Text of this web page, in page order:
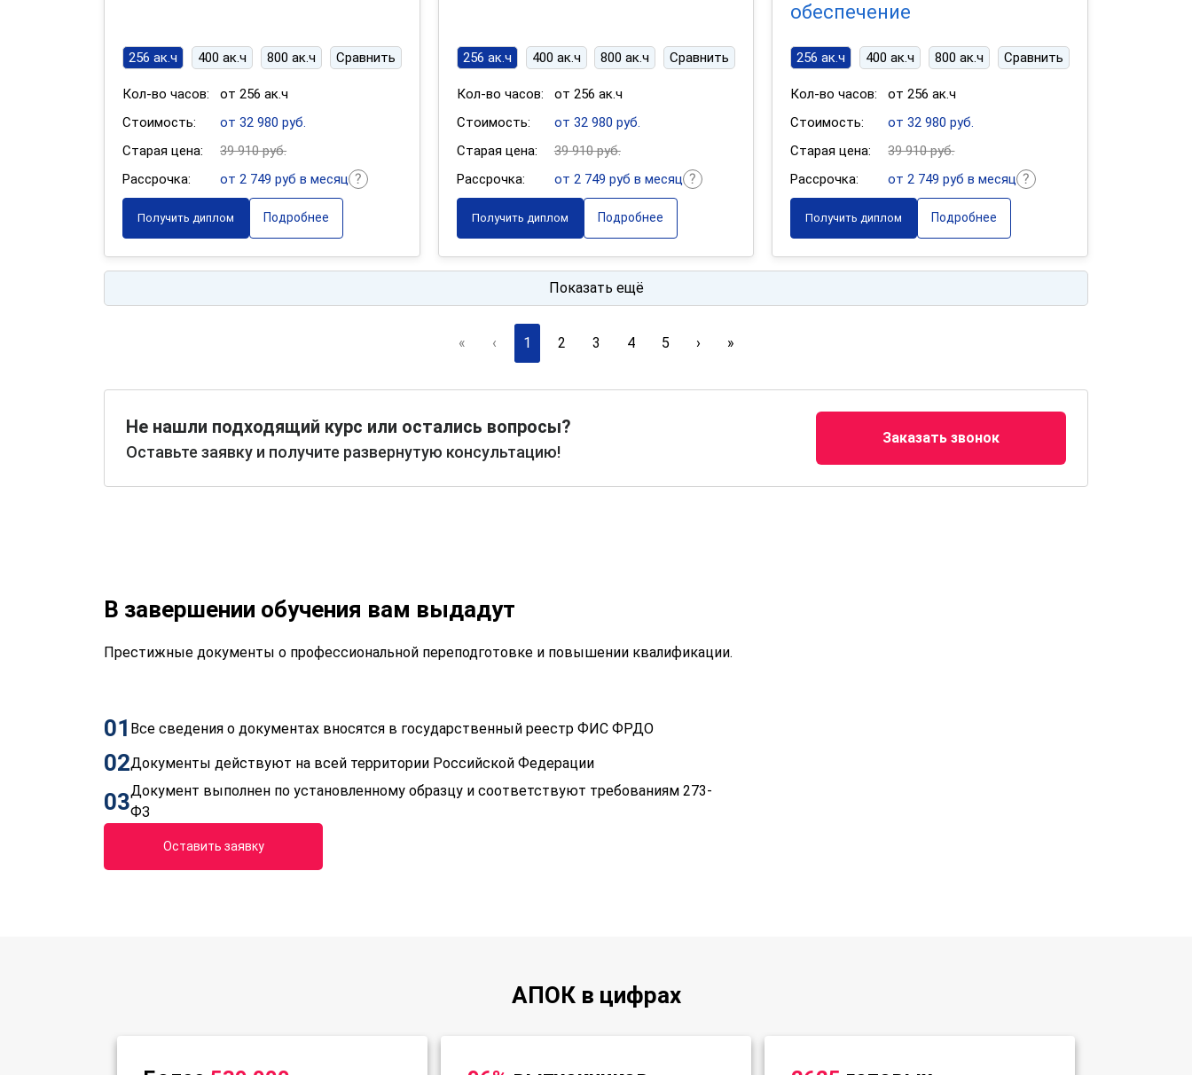
256 ак.ч 400 ак.ч 800 ак.ч Сравнить
Кол-во часов:
от 256 ак.ч
Стоимость:
от 32 980 руб.
Старая цена:
39 910 руб.
Рассрочка:
от 2 749 руб в месяц
Получить диплом Подробнее
256 ак.ч 400 ак.ч 800 ак.ч Сравнить
Кол-во часов:
от 256 ак.ч
Стоимость:
от 32 980 руб.
Старая цена:
39 910 руб.
Рассрочка:
от 2 749 руб в месяц
Получить диплом Подробнее
обеспечение
256 ак.ч 400 ак.ч 800 ак.ч Сравнить
Кол-во часов:
от 256 ак.ч
Стоимость:
от 32 980 руб.
Старая цена:
39 910 руб.
Рассрочка:
от 2 749 руб в месяц
Получить диплом Подробнее
Показать ещё
« ‹ 1 2 3 4 5 › »
Не нашли подходящий курс или остались вопросы?
Оставьте заявку и получите развернутую консультацию!
Заказать звонок
В завершении обучения вам выдадут
Престижные документы о профессиональной переподготовке и повышении квалификации.
01 Все сведения о документах вносятся в государственный реестр ФИС ФРДО
02Документы действуют на всей территории Российской Федерации
03Документ выполнен по установленному образцу и соответствуют требованиям 273-
ФЗ
Оставить заявку
АПОК в цифрах